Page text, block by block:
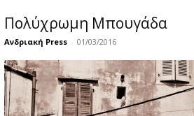
Πολύχρωμη Μπουγάδα
Ανδριακή Press - 01/03/2016